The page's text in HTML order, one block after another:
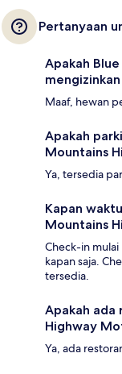
Pertanyaan
Apakah
Maaf, hewan
Apakah
Mountains
Ya, tersedia
Kapan
Mountains
Check-in
kapan saja.
tersedia.
Apakah ada
Highway
Ya, ada